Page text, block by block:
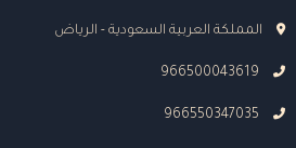
المملكة العربية السعودية - الرياض
966500043619
966550347035